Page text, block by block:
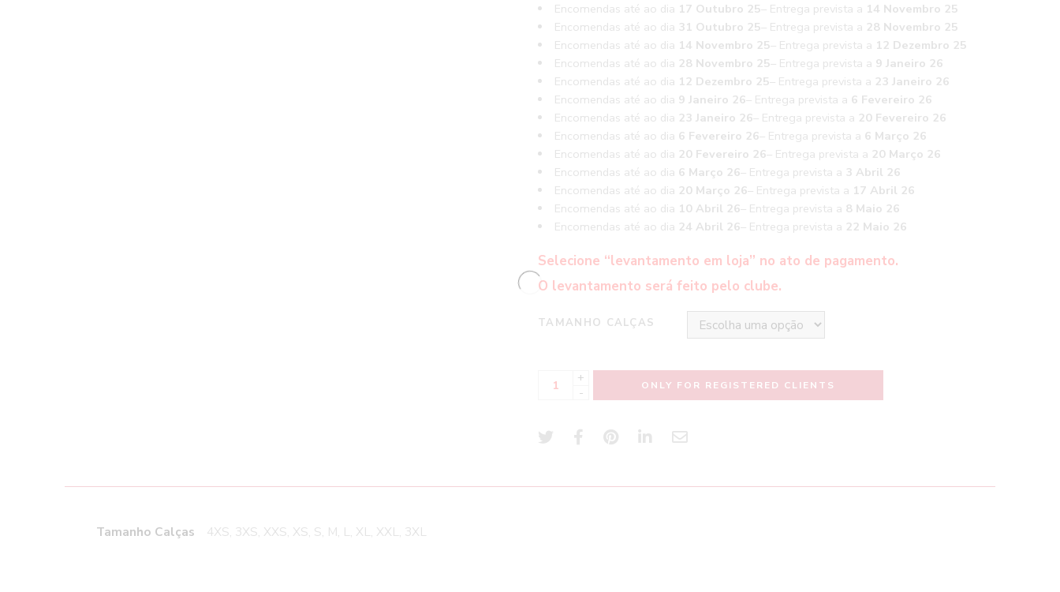
Encomendas até ao dia 17 Outubro 25– Entrega prevista a 14 Novembro 25
Encomendas até ao dia 31 Outubro 25– Entrega prevista a 28 Novembro 25
Encomendas até ao dia 14 Novembro 25– Entrega prevista a 12 Dezembro 25
Encomendas até ao dia 28 Novembro 25– Entrega prevista a 9 Janeiro 26
Encomendas até ao dia 12 Dezembro 25– Entrega prevista a 23 Janeiro 26
Encomendas até ao dia 9 Janeiro 26– Entrega prevista a 6 Fevereiro 26
Encomendas até ao dia 23 Janeiro 26– Entrega prevista a 20 Fevereiro 26
Encomendas até ao dia 6 Fevereiro 26– Entrega prevista a 6 Março 26
Encomendas até ao dia 20 Fevereiro 26– Entrega prevista a 20 Março 26
Encomendas até ao dia 6 Março 26– Entrega prevista a 3 Abril 26
Encomendas até ao dia 20 Março 26– Entrega prevista a 17 Abril 26
Encomendas até ao dia 10 Abril 26– Entrega prevista a 8 Maio 26
Encomendas até ao dia 24 Abril 26– Entrega prevista a 22 Maio 26
Selecione “levantamento em loja” no ato de pagamento.
O levantamento será feito pelo clube.
TAMANHO CALÇAS
+
-
ONLY FOR REGISTERED CLIENTS
Tamanho Calças 4XS, 3XS, XXS, XS, S, M, L, XL, XXL, 3XL